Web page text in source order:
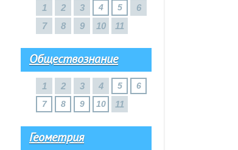
1 2 3 4 5
6
7
8 9 10 11
Обществознание
1 2 3 4 5
6
7
8 9 10 11
Геометрия